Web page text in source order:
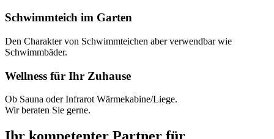
Schwimmteich im Garten
Den Charakter von Schwimmteichen aber verwendbar wie
Schwimmbäder.
Wellness für Ihr Zuhause
Ob Sauna oder Infrarot Wärmekabine/Liege.
Wir beraten Sie gerne.